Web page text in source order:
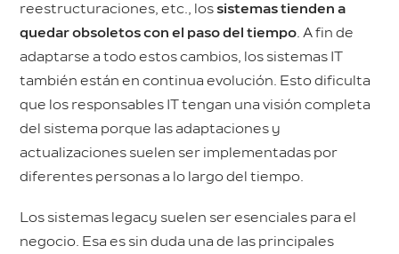
reestructuraciones, etc., lossistemas tienden a
quedar obsoletos con el paso del tiempo. A fin de
adaptarse a todo estos cambios, los sistemas IT
también están en continua evolución. Esto dificulta
que los responsables IT tengan una visión completa
del sistema porque las adaptaciones y
actualizaciones suelen ser implementadas por
diferentes personas a lo largo del tiempo.
Los sistemas legacy suelen ser esenciales para el
negocio. Esa es sin duda una de las principales